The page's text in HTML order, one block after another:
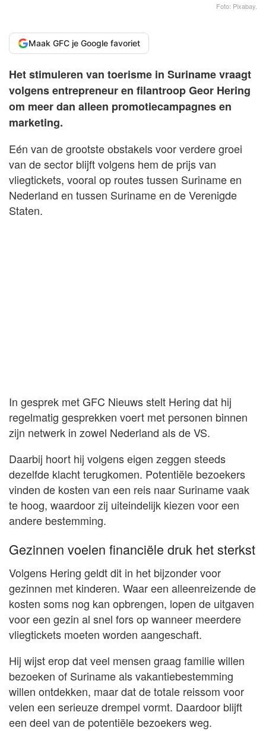
Foto: Pixabay.
Maak GFC je Google favoriet
Het stimuleren van toerisme in Suriname vraagt
volgens entrepreneur en filantroop Geor Hering
om meer dan alleen promotiecampagnes en
marketing.
Eén van de grootste obstakels voor verdere groei
van de sector blijft volgens hem de prijs van
vliegtickets, vooral op routes tussen Suriname en
Nederland en tussen Suriname en de Verenigde
Staten.
In gesprek met GFC Nieuws stelt Hering dat hij
regelmatig gesprekken voert met personen binnen
zijn netwerk in zowel Nederland als de VS.
Daarbij hoort hij volgens eigen zeggen steeds
dezelfde klacht terugkomen. Potentiële bezoekers
vinden de kosten van een reis naar Suriname vaak
te hoog, waardoor zij uiteindelijk kiezen voor een
andere bestemming.
Gezinnen voelen financiële druk het sterkst
Volgens Hering geldt dit in het bijzonder voor
gezinnen met kinderen. Waar een alleenreizende de
kosten soms nog kan opbrengen, lopen de uitgaven
voor een gezin al snel fors op wanneer meerdere
vliegtickets moeten worden aangeschaft.
Hij wijst erop dat veel mensen graag familie willen
bezoeken of Suriname als vakantiebestemming
willen ontdekken, maar dat de totale reissom voor
velen een serieuze drempel vormt. Daardoor blijft
een deel van de potentiële bezoekers weg.